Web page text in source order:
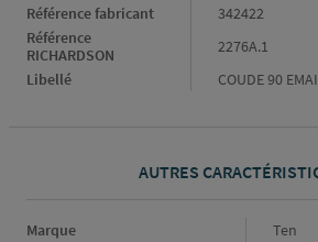
Référence fabricant
342422
Référence
RICHARDSON
2276A.1
Libellé
COUDE 90
AUTRES
Marque Marque
Ten